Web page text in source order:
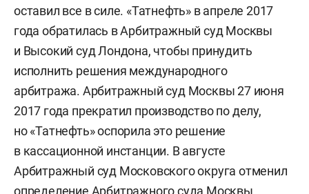
оставил все в силе. «Татнефть» в апреле 2017
года обратилась в Арбитражный суд Москвы
и Высокий суд Лондона, чтобы принудить
исполнить решения международного
арбитража. Арбитражный суд Москвы 27 июня
2017 года прекратил производство по делу,
но «Татнефть» оспорила это решение
в кассационной инстанции. В августе
Арбитражный суд Московского округа отменил
определение Арбитражного суда Москвы